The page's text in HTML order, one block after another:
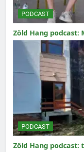
PODCAST
Zöld Hang
PODCAST
Zöld Hang podcast: